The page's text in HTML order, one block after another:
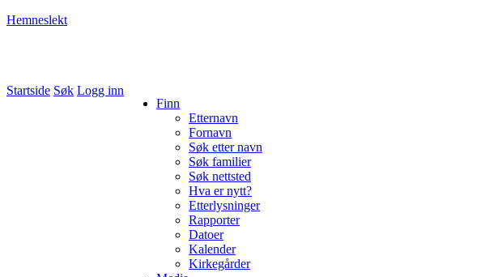
Hemneslekt
Startside Søk Logg inn
Finn
Etternavn
Fornavn
Søk etter navn
Søk familier
Søk nettsted
Hva er nytt?
Etterlysninger
Rapporter
Datoer
Kalender
Kirkegårder